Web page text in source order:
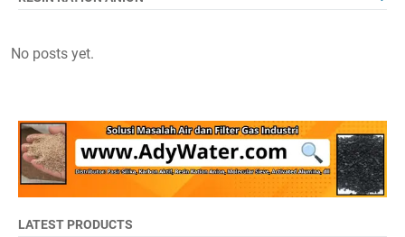
No posts yet.
LATEST PRODUCTS